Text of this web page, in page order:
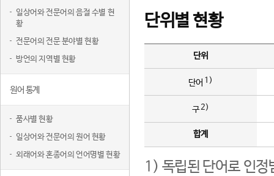
일상어와 전문어의 음절 수별 현
황
전문어의 전문 분야별 현황
방언의 지역별 현황
원어 통계
품사별 현황
일상어와 전문어의 원어 현황
외래어와 혼종어의 언어명별 현황
단위별 현황
단위
단어 1)
구2)
합계
1) 독립된 단어로 인정